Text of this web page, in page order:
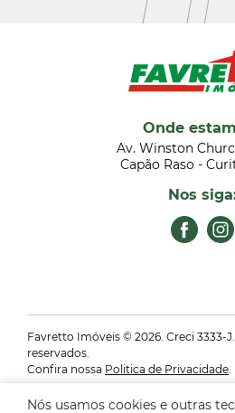
Nós usamos cookies e outras
Onde
Av. Winston
Capão Raso -
Nos
Favretto Imóveis © 2026. Creci 3333-
reservados.
Confira nossa Politica de Privacidade.
SistemaCasaSoft- Feito pelaPaper